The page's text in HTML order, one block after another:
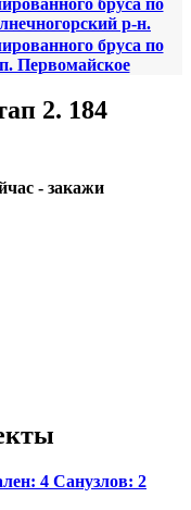
р-н.
бруса по
Первомайское
2. 184
- закажи
4 Санузлов: 2